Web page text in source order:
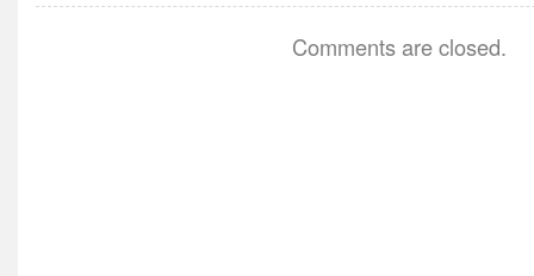
Comments are closed.